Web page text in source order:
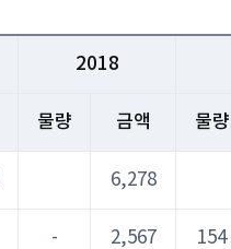
2018
물량 금액 물량
6,278
- 2,567 154